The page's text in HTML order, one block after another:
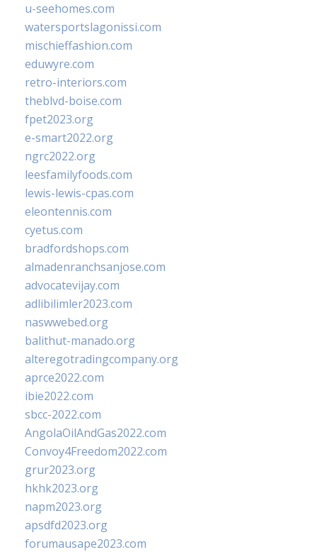
u-seehomes.com
watersportslagonissi.com
mischieffashion.com
eduwyre.com
retro-interiors.com
theblvd-boise.com
fpet2023.org
e-smart2022.org
ngrc2022.org
leesfamilyfoods.com
lewis-lewis-cpas.com
eleontennis.com
cyetus.com
bradfordshops.com
almadenranchsanjose.com
advocatevijay.com
adlibilimler2023.com
naswwebed.org
balithut-manado.org
alteregotradingcompany.org
aprce2022.com
ibie2022.com
sbcc-2022.com
AngolaOilAndGas2022.com
Convoy4Freedom2022.com
grur2023.org
hkhk2023.org
napm2023.org
apsdfd2023.org
forumausape2023.com